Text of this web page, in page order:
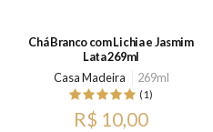
Chá Branco com Lichia e Jasmim
Lata 269ml
Casa Madeira
269ml
(1)
R$ 10,00